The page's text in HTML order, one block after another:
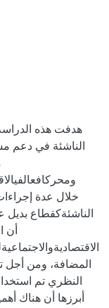
هدفت هذه
الناشئة في دعم
خلال عدة
الناشئةكقطاع
أن
المضافة، ومن أجل
النظري تم
أبرزها أن هناك